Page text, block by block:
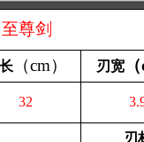
至尊剑
（cm） 刃宽（
32
刃